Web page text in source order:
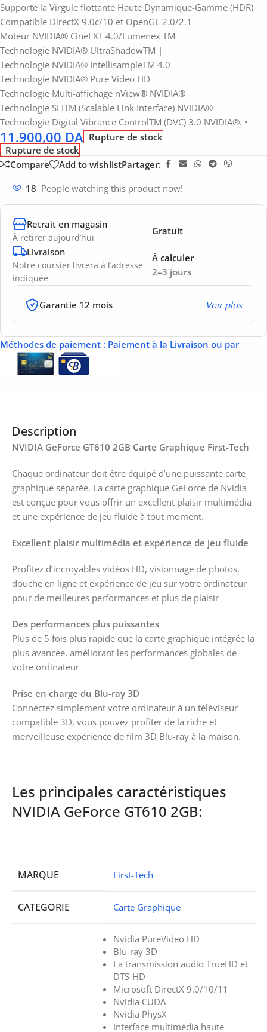
Supporte la Virgule flottante Haute Dynamique-Gamme (HDR)
Compatible DirectX 9.0c/10 et OpenGL 2.0/2.1
Moteur NVIDIA® CineFXT 4.0/Lumenex TM
Technologie NVIDIA® UltraShadowTM |
Technologie NVIDIA® IntellisampleTM 4.0
Technologie NVIDIA® Pure Video HD
Technologie Multi-affichage nView® NVIDIA®
Technologie SLITM (Scalable Link Interface) NVIDIA®
Technologie Digital Vibrance ControlTM (DVC) 3.0 NVIDIA®. •
11.900,00 DA Rupture de stock
Rupture de stock
Compare
Add to wishlistPartager:
18 People watching this product now!
Retrait en magasin
À retirer aujourd’hui
Gratuit
Livraison
Notre coursier livrera à l’adresse
indiquée
2–3 jours
À calculer
Garantie 12 mois Voir plus
Méthodes de paiement : Paiement à la Livraison ou par
Description
NVIDIA GeForce GT610 2GB Carte Graphique First-Tech
Chaque ordinateur doit être équipé d’une puissante carte
graphique séparée. La carte graphique GeForce de Nvidia
est conçue pour vous offrir un excellent plaisir multimédia
et une expérience de jeu fluide à tout moment.
Excellent plaisir multimédia et expérience de jeu fluide
Profitez d’incroyables vidéos HD, visionnage de photos,
douche en ligne et expérience de jeu sur votre ordinateur
pour de meilleures performances et plus de plaisir
Des performances plus puissantes
Plus de 5 fois plus rapide que la carte graphique intégrée la
plus avancée, améliorant les performances globales de
votre ordinateur
Prise en charge du Blu-ray 3D
Connectez simplement votre ordinateur à un téléviseur
compatible 3D, vous pouvez profiter de la riche et
merveilleuse expérience de film 3D Blu-ray à la maison.
Les principales caractéristiques
NVIDIA GeForce GT610 2GB:
MARQUE First-Tech
CATEGORIE Carte Graphique
Nvidia PureVideo HD
Blu-ray 3D
La transmission audio TrueHD et
DTS-HD
Microsoft DirectX 9.0/10/11
Nvidia CUDA
Nvidia PhysX
Interface multimédia haute